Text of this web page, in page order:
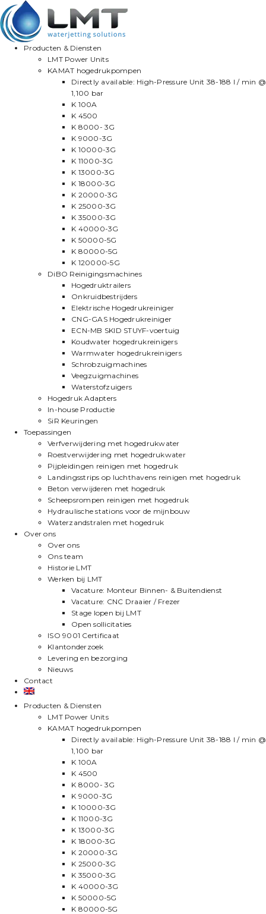
Producten & Diensten
LMT Power Units
KAMAT hogedrukpompen
Directly available: High-Pressure Unit 38-188 l / min @
1,100 bar
K 100A
K 4500
K 8000- 3G
K 9000-3G
K 10000-3G
K 11000-3G
K 13000-3G
K 18000-3G
K 20000-3G
K 25000-3G
K 35000-3G
K 40000-3G
K 50000-5G
K 80000-5G
K 120000-5G
DiBO Reinigingsmachines
Hogedruktrailers
Onkruidbestrijders
Elektrische Hogedrukreiniger
CNG-GAS Hogedrukreiniger
ECN-MB SKID STUYF-voertuig
Koudwater hogedrukreinigers
Warmwater hogedrukreinigers
Schrobzuigmachines
Veegzuigmachines
Waterstofzuigers
Hogedruk Adapters
In-house Productie
SiR Keuringen
Toepassingen
Verfverwijdering met hogedrukwater
Roestverwijdering met hogedrukwater
Pijpleidingen reinigen met hogedruk
Landingsstrips op luchthavens reinigen met hogedruk
Beton verwijderen met hogedruk
Scheepsrompen reinigen met hogedruk
Hydraulische stations voor de mijnbouw
Waterzandstralen met hogedruk
Over ons
Over ons
Ons team
Historie LMT
Werken bij LMT
Vacature: Monteur Binnen- & Buitendienst
Vacature: CNC Draaier / Frezer
Stage lopen bij LMT
Open sollicitaties
ISO 9001 Certificaat
Klantonderzoek
Levering en bezorging
Nieuws
Contact
Producten & Diensten
LMT Power Units
KAMAT hogedrukpompen
Directly available: High-Pressure Unit 38-188 l / min @
1,100 bar
K 100A
K 4500
K 8000- 3G
K 9000-3G
K 10000-3G
K 11000-3G
K 13000-3G
K 18000-3G
K 20000-3G
K 25000-3G
K 35000-3G
K 40000-3G
K 50000-5G
K 80000-5G